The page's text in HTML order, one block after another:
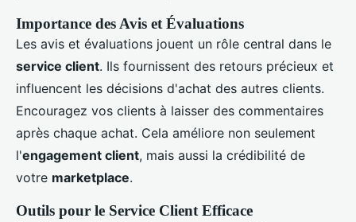
Importance des Avis et Évaluations
Les avis et évaluations jouent un rôle central dans le
service client. Ils fournissent des retours précieux et
influencent les décisions d'achat des autres clients.
Encouragez vos clients à laisser des commentaires
après chaque achat. Cela améliore non seulement
l'engagement client, mais aussi la crédibilité de
votre marketplace.
Outils pour le Service Client Efficace